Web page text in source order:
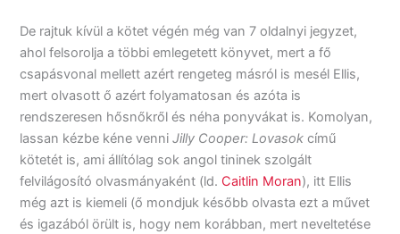
De rajtuk kívül a kötet végén még van 7 oldalnyi jegyzet,
ahol felsorolja a többi emlegetett könyvet, mert a fő
csapásvonal mellett azért rengeteg másról is mesél Ellis,
mert olvasott ő azért folyamatosan és azóta is
rendszeresen hősnőkről és néha ponyvákat is. Komolyan,
lassan kézbe kéne venni Jilly Cooper: Lovasok című
kötetét is, ami állítólag sok angol tininek szolgált
felvilágosító olvasmányaként (ld. Caitlin Moran), itt Ellis
még azt is kiemeli (ő mondjuk később olvasta ezt a művet
és igazából örült is, hogy nem korábban, mert neveltetése